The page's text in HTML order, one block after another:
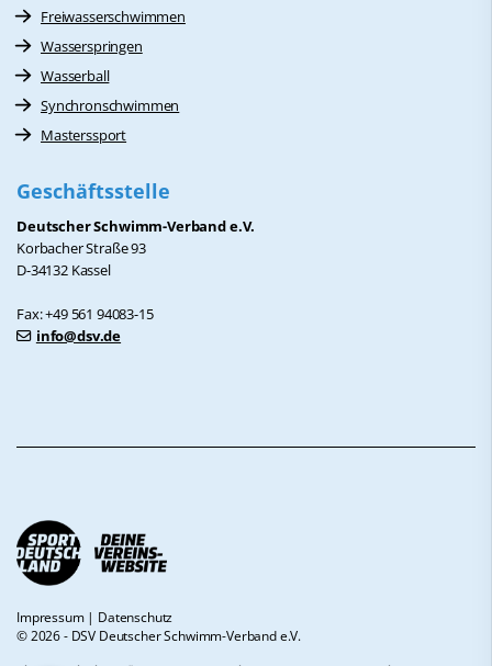
Freiwasserschwimmen
Wasserspringen
Wasserball
Synchronschwimmen
Masterssport
Geschäftsstelle
Deutscher Schwimm-Verband e.V.
Korbacher Straße 93
D-34132 Kassel
Fax: +49 561 94083-15
info@dsv.de
Impressum| Datenschutz
© 2026 - DSV Deutscher Schwimm-Verband e.V.